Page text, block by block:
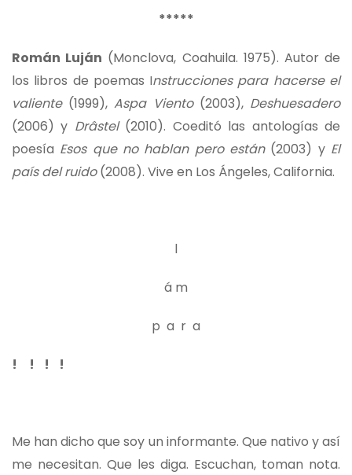
*****
Román Luján (Monclova, Coahuila. 1975). Autor de
los libros de poemas Instrucciones para hacerse el
valiente (1999),Aspa Viento (2003), Deshuesadero
(2006) y Drâstel (2010). Coeditó las antologías de
poesía Esos que no hablan pero están(2003) y El
país del ruido(2008). Vive en Los Ángeles, California.
l
á m
p a r a
! ! ! !
Me han dicho que soy un informante. Que nativo y así
me necesitan. Que les diga. Escuchan, toman nota.